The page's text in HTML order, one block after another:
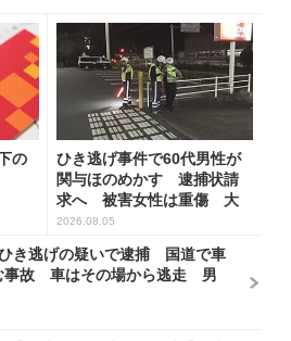
の
ひき逃げ事件で60代男性が
関与ほのめかす 逮捕状請
求へ 被害女性は重傷 大
分
2026.08.05
き逃げの疑いで逮捕 国道で車
事故 車はその場から逃走 男